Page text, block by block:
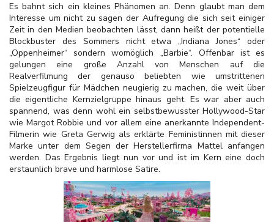
Es bahnt sich ein kleines Phänomen an. Denn glaubt man dem
Interesse um nicht zu sagen der Aufregung die sich seit einiger
Zeit in den Medien beobachten lässt, dann heißt der potentielle
Blockbuster des Sommers nicht etwa „Indiana Jones“ oder
„Oppenheimer“ sondern womöglich „Barbie“. Offenbar ist es
gelungen eine große Anzahl von Menschen auf die
Realverfilmung der genauso beliebten wie umstrittenen
Spielzeugfigur für Mädchen neugierig zu machen, die weit über
die eigentliche Kernzielgruppe hinaus geht. Es war aber auch
spannend, was denn wohl ein selbstbewusster Hollywood-Star
wie Margot Robbie und vor allem eine anerkannte Independent-
Filmerin wie Greta Gerwig als erklärte Feministinnen mit dieser
Marke unter dem Segen der Herstellerfirma Mattel anfangen
werden. Das Ergebnis liegt nun vor und ist im Kern eine doch
erstaunlich brave und harmlose Satire.